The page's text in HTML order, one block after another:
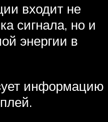
входит не
сигнала, но и
энергии в
информацию